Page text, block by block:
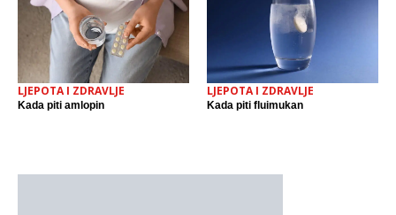
LJEPOTA I ZDRAVLJE
Kada piti amlopin
LJEPOTA I ZDRAVLJE
Kada piti fluimukan